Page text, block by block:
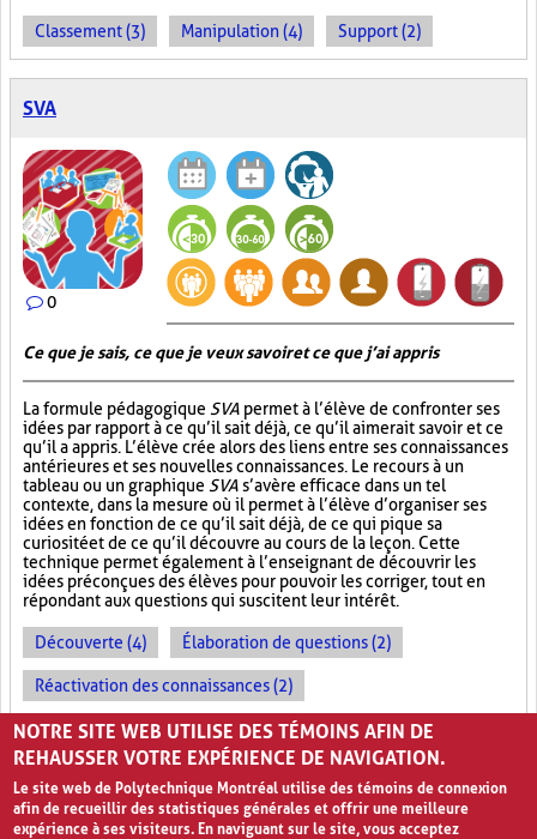
Classement (3) Manipulation (4) Support (2)
SVA
0
Ce que je sais, ce que je veux savoir et ce que j’ai appris
La formule pédagogique SVA permet à l’élève de confronter ses
idées par rapport à ce qu’il sait déjà, ce qu’il aimerait savoir et ce
qu’il a appris. L’élève crée alors des liens entre ses connaissances
antérieures et ses nouvelles connaissances. Le recours à un
tableau ou un graphique SVA s’avère efficace dans un tel
contexte, dans la mesure où il permet à l’élève d’organiser ses
idées en fonction de ce qu’il sait déjà, de ce qui pique sa
curiosité et de ce qu’il découvre au cours de la leçon. Cette
technique permet également à l’enseignant de découvrir les
idées préconçues des élèves pour pouvoir les corriger, tout en
répondant aux questions qui suscitent leur intérêt.
Découverte (4) Élaboration de questions (2)
Réactivation des connaissances (2)
Évolution des apprentissages (2)
NOTRE SITE WEB UTILISE DES TÉMOINS AFIN DE
REHAUSSER VOTRE EXPÉRIENCE DE NAVIGATION.
Le site web de Polytechnique Montréal utilise des témoins de connexion
afin de recueillir des statistiques générales et offrir une meilleure
expérience à ses visiteurs. En naviguant sur le site, vous acceptez